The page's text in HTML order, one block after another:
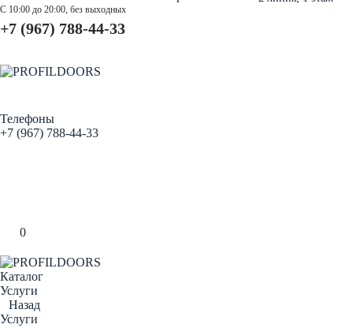
С 10:00 до 20:00, без выходных
+7 (967) 788-44-33
Телефоны
+7 (967) 788-44-33
0
Каталог
Услуги
Назад
Услуги